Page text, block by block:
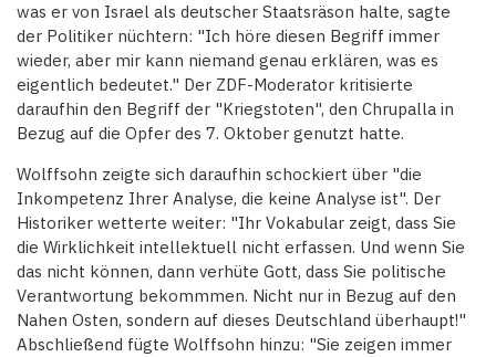
was er von Israel als deutscher Staatsräson halte, sagte
der Politiker nüchtern: "Ich höre diesen Begriff immer
wieder, aber mir kann niemand genau erklären, was es
eigentlich bedeutet." Der ZDF-Moderator kritisierte
daraufhin den Begriff der "Kriegstoten", den Chrupalla in
Bezug auf die Opfer des 7. Oktober genutzt hatte.
Wolffsohn zeigte sich daraufhin schockiert über "die
Inkompetenz Ihrer Analyse, die keine Analyse ist". Der
Historiker wetterte weiter: "Ihr Vokabular zeigt, dass Sie
die Wirklichkeit intellektuell nicht erfassen. Und wenn Sie
das nicht können, dann verhüte Gott, dass Sie politische
Verantwortung bekommmen. Nicht nur in Bezug auf den
Nahen Osten, sondern auf dieses Deutschland überhaupt!"
Abschließend fügte Wolffsohn hinzu: "Sie zeigen immer